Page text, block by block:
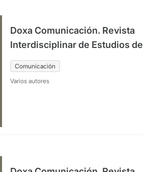
Doxa Comunicación. Revista
Interdisciplinar de Estudios de
Comunicación y Ciencias
Nº35 julio-diciembre 2022
Comunicación
Varios autores